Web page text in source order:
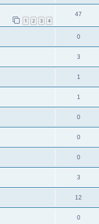
1 2 3 4
47
0
3
1
1
0
0
0
3
12
0